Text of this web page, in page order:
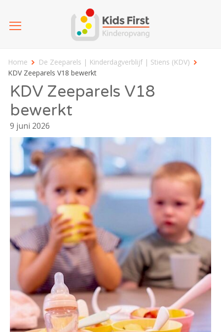
Home
De Zeeparels | Kinderdagverblijf | Stiens (KDV)
KDV Zeeparels V18 bewerkt
KDV Zeeparels V18
bewerkt
9 juni 2026